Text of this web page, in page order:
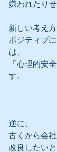
嫌われたり
新しい考え
ポジティブ
は、
「心理的安
す。
逆に、
古くから会
改良したいと